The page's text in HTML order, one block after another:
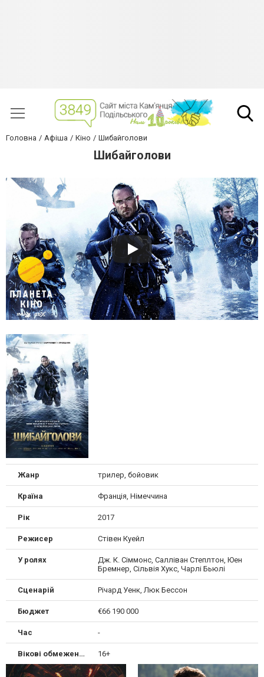
Головна Афіша Кіно Шибайголови
Шибайголови
Жанр трилер, бойовик
Країна Францiя, Німеччина
Рік 2017
Режисер Стівен Куейл
У ролях
Дж. К. Сіммонс, Салліван Степлтон, Юен
Бремнер, Сільвія Хукс, Чарлі Бьюлі
Сценарій Річард Уенк, Люк Бессон
Бюджет €66 190 000
Час -
Вікові обмеження 16+